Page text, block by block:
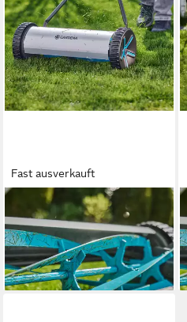
Fast ausverkauft
GARDENA
Spindelmäher Comfort 400,
40 cm Schnittbreite
ab 114,41 €
lieferbar - in 2-3 Werktagen bei dir